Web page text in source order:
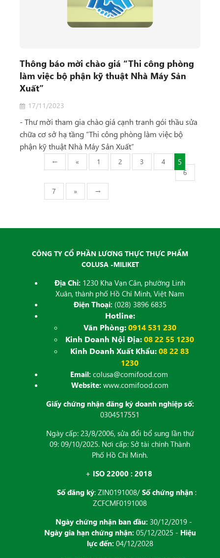
Thông báo mời chào giá “Thi công phòng
làm việc bộ phận kỹ thuật Nhà Máy Sản
Xuất”
17/11/2023
- Thư mời tham gia chào giá cạnh tranh gói thầu sửa
chữa cơ sở hạ tầng “Thi công phòng làm việc bộ
phận kỹ thuật Nhà Máy Sản Xuất”
← « 1 2 3 4 5
6
7
» →
CÔNG TY CỔ PHẦN LƯƠNG THỰC THỰC PHẨM
COLUSA -MILIKET
Địa Chỉ: 1230 Kha Vạn Cân, phường Linh
Xuân, thành phố Hồ Chí Minh, Việt Nam
Điện Thoại:(028) 3896 6835
Hotline:
Văn Phòng: 0914 531 230
Kinh Doanh Nội Địa:08 22 55 1230
Kinh Doanh Xuất Khẩu:08 22 83
1230
Email:colusa@comifood.com
Website: www.comifood.com
Giấy chứng nhận đăng ký doanh nghiệp số:
0304517551
Ngày cấp: 23/8/2006, sửa đổi bổ sung lần thứ
09: 09/10/2025. Nơi cấp: Sở tài chính Thành
Phố Hồ Chí Minh.
+ ISO 22000 : 2018
Số đăng ký: ZIN0191008/ Số chứng nhận :
ZCFCMF0191008
Ngày chứng nhận ban đầu: 30/12/2019 -
Ngày gia hạn chứng nhận:05/12/2025 - Hiệu
lực đến:04/12/2028